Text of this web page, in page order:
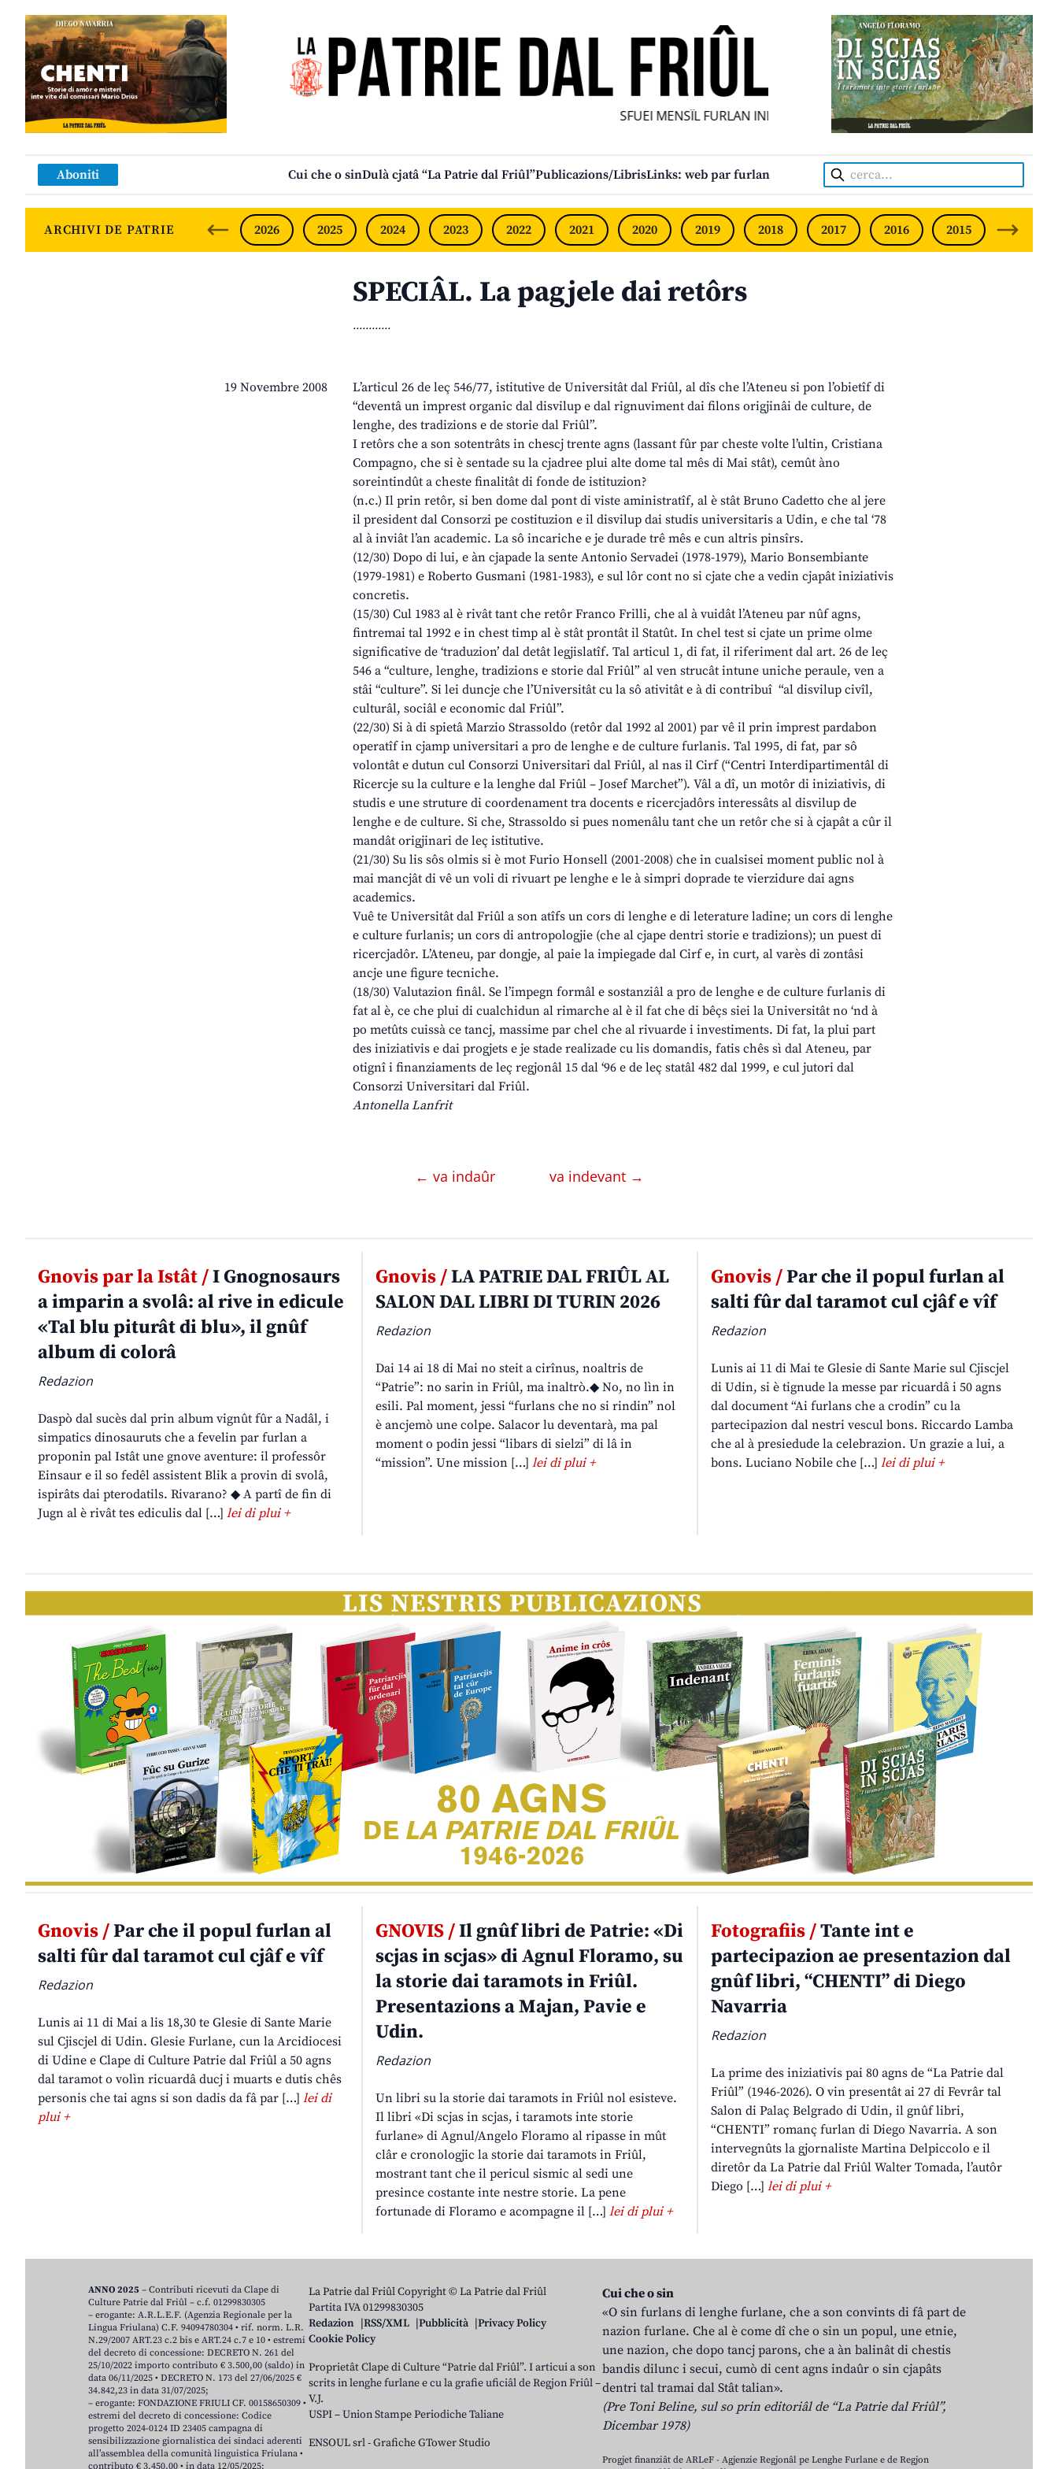
SFUEI MENSÎL FURLAN INDIPENDENT • INDEPENDENT FRIULIAN MONTHLY
Aboniti Cui che o sinDulà cjatâ “La Patrie dal Friûl”Publicazions/LibrisLinks: web par furlan Cerca:
ARCHIVI DE PATRIE 2026 2025 2024 2023 2022 2021 2020 2019 2018 2017 2016 2015 2014
SPECIÂL. La pagjele dai retôrs
............
19 Novembre 2008
L’articul 26 de leç 546/77, istitutive de Universitât dal Friûl, al dîs che l’Ateneu si pon l’obietîf di
“deventâ un imprest organic dal disvilup e dal rignuviment dai filons origjinâi de culture, de
lenghe, des tradizions e de storie dal Friûl”.
I retôrs che a son sotentrâts in chescj trente agns (lassant fûr par cheste volte l’ultin, Cristiana
Compagno, che si è sentade su la cjadree plui alte dome tal mês di Mai stât), cemût àno
soreintindût a cheste finalitât di fonde de istituzion?
(n.c.) Il prin retôr, si ben dome dal pont di viste aministratîf, al è stât Bruno Cadetto che al jere
il president dal Consorzi pe costituzion e il disvilup dai studis universitaris a Udin, e che tal ‘78
al à inviât l’an academic. La sô incariche e je durade trê mês e cun altris pinsîrs.
(12/30) Dopo di lui, e àn cjapade la sente Antonio Servadei (1978-1979), Mario Bonsembiante
(1979-1981) e Roberto Gusmani (1981-1983), e sul lôr cont no si cjate che a vedin cjapât iniziativis
concretis.
(15/30) Cul 1983 al è rivât tant che retôr Franco Frilli, che al à vuidât l’Ateneu par nûf agns,
fintremai tal 1992 e in chest timp al è stât prontât il Statût. In chel test si cjate un prime olme
significative de ‘traduzion’ dal detât legjislatîf. Tal articul 1, di fat, il riferiment dal art. 26 de leç
546 a “culture, lenghe, tradizions e storie dal Friûl” al ven strucât intune uniche peraule, ven a
stâi “culture”. Si lei duncje che l’Universitât cu la sô ativitât e à di contribuî “al disvilup civîl,
culturâl, sociâl e economic dal Friûl”.
(22/30) Si à di spietâ Marzio Strassoldo (retôr dal 1992 al 2001) par vê il prin imprest pardabon
operatîf in cjamp universitari a pro de lenghe e de culture furlanis. Tal 1995, di fat, par sô
volontât e dutun cul Consorzi Universitari dal Friûl, al nas il Cirf (“Centri Interdipartimentâl di
Ricercje su la culture e la lenghe dal Friûl – Josef Marchet”). Vâl a dî, un motôr di iniziativis, di
studis e une struture di coordenament tra docents e ricercjadôrs interessâts al disvilup de
lenghe e de culture. Si che, Strassoldo si pues nomenâlu tant che un retôr che si à cjapât a cûr il
mandât origjinari de leç istitutive.
(21/30) Su lis sôs olmis si è mot Furio Honsell (2001-2008) che in cualsisei moment public nol à
mai mancjât di vê un voli di rivuart pe lenghe e le à simpri doprade te vierzidure dai agns
academics.
Vuê te Universitât dal Friûl a son atîfs un cors di lenghe e di leterature ladine; un cors di lenghe
e culture furlanis; un cors di antropologjie (che al cjape dentri storie e tradizions); un puest di
ricercjadôr. L’Ateneu, par dongje, al paie la impiegade dal Cirf e, in curt, al varès di zontâsi
ancje une figure tecniche.
(18/30) Valutazion finâl. Se l’impegn formâl e sostanziâl a pro de lenghe e de culture furlanis di
fat al è, ce che plui di cualchidun al rimarche al è il fat che di bêçs siei la Universitât no ‘nd à
po metûts cuissà ce tancj, massime par chel che al rivuarde i investiments. Di fat, la plui part
des iniziativis e dai progjets e je stade realizade cu lis domandis, fatis chês sì dal Ateneu, par
otignî i finanziaments de leç regjonâl 15 dal ‘96 e de leç statâl 482 dal 1999, e cul jutori dal
Consorzi Universitari dal Friûl.
Antonella Lanfrit
← va indaûr va indevant →
Gnovis par la Istât /I Gnognosaurs
a imparin a svolâ: al rive in edicule
«Tal blu piturât di blu», il gnûf
album di colorâ
Redazion
Daspò dal sucès dal prin album vignût fûr a Nadâl, i
simpatics dinosauruts che a fevelin par furlan a
proponin pal Istât une gnove aventure: il professôr
Einsaur e il so fedêl assistent Blik a provin di svolâ,
ispirâts dai pterodatils. Rivarano? ◆ A partî de fin di
Jugn al è rivât tes ediculis dal […] lei di plui +
Gnovis /LA PATRIE DAL FRIÛL AL
SALON DAL LIBRI DI TURIN 2026
Redazion
Dai 14 ai 18 di Mai no steit a cirînus, noaltris de
“Patrie”: no sarin in Friûl, ma inaltrò.◆ No, no lìn in
esili. Pal moment, jessi “furlans che no si rindin” nol
è ancjemò une colpe. Salacor lu deventarà, ma pal
moment o podin jessi “libars di sielzi” di lâ in
“mission”. Une mission […] lei di plui +
Gnovis /Par che il popul furlan al
salti fûr dal taramot cul cjâf e vîf
Redazion
Lunis ai 11 di Mai te Glesie di Sante Marie sul Cjiscjel
di Udin, si è tignude la messe par ricuardâ i 50 agns
dal document “Ai furlans che a crodin” cu la
partecipazion dal nestri vescul bons. Riccardo Lamba
che al à presiedude la celebrazion. Un grazie a lui, a
bons. Luciano Nobile che […]lei di plui +
Gnovis /Par che il popul furlan al
salti fûr dal taramot cul cjâf e vîf
Redazion
Lunis ai 11 di Mai a lis 18,30 te Glesie di Sante Marie
sul Cjiscjel di Udin. Glesie Furlane, cun la Arcidiocesi
di Udine e Clape di Culture Patrie dal Friûl a 50 agns
dal taramot o volìn ricuardâ ducj i muarts e dutis chês
personis che tai agns si son dadis da fâ par […] lei di
plui +
GNOVIS /Il gnûf libri de Patrie: «Di
scjas in scjas» di Agnul Floramo, su
la storie dai taramots in Friûl.
Presentazions a Majan, Pavie e
Udin.
Redazion
Un libri su la storie dai taramots in Friûl nol esisteve.
Il libri «Di scjas in scjas, i taramots inte storie
furlane» di Agnul/Angelo Floramo al ripasse in mût
clâr e cronologjic la storie dai taramots in Friûl,
mostrant tant che il pericul sismic al sedi une
presince costante inte nestre storie. La pene
fortunade di Floramo e acompagne il […] lei di plui +
Fotografiis /Tante int e
partecipazion ae presentazion dal
gnûf libri, “CHENTI” di Diego
Navarria
Redazion
La prime des iniziativis pai 80 agns de “La Patrie dal
Friûl” (1946-2026). O vin presentât ai 27 di Fevrâr tal
Salon di Palaç Belgrado di Udin, il gnûf libri,
“CHENTI” romanç furlan di Diego Navarria. A son
intervegnûts la gjornaliste Martina Delpiccolo e il
diretôr da La Patrie dal Friûl Walter Tomada, l’autôr
Diego […]lei di plui +
La Patrie dal Friûl Copyright © La Patrie dal Friûl
Partita IVA 01299830305
Redazion
RSS/XML Pubblicità
Privacy Policy
Cookie Policy
Proprietât Clape di Culture “Patrie dal Friûl”. I articui a son
scrits in lenghe furlane e cu la grafie uficiâl de Regjon Friûl –
V.J.
USPI – Union Stampe Periodiche Taliane
ENSOUL srl-Grafiche GTower Studio
Cui che o sin
«O sin furlans di lenghe furlane, che a son convints di fâ part de
nazion furlane. Che al è come dî che o sin un popul, une etnie,
une nazion, che dopo tancj parons, che a àn balinât di chestis
bandis dilunc i secui, cumò di cent agns indaûr o sin cjapâts
dentri tal tramai dal Stât talian».
(Pre Toni Beline, sul so prin editoriâl de “La Patrie dal Friûl”,
Dicembar 1978)
Progjet finanziât de ARLeF - Agjenzie Regjonâl pe Lenghe Furlane e de Regjon
ANNO 2025 – Contributi ricevuti da Clape di
Culture Patrie dal Friûl – c.f. 01299830305
– erogante: A.R.L.E.F. (Agenzia Regionale per la
Lingua Friulana) C.F. 94094780304 • rif. norm. L.R.
N.29/2007 ART.23 c.2 bis e ART.24 c.7 e 10 • estremi
del decreto di concessione: DECRETO N. 261 del
25/10/2022 importo contributo € 3.500,00 (saldo) in
data 06/11/2025 • DECRETO N. 173 del 27/06/2025 €
34.842,23 in data 31/07/2025;
– erogante: FONDAZIONE FRIULI CF. 00158650309 •
estremi del decreto di concessione: Codice
progetto 2024-0124 ID 23405 campagna di
sensibilizzazione giornalistica dei sindaci aderenti
all’assemblea della comunità linguistica Friulana •
contributo € 3.450,00 • in data 12/05/2025;